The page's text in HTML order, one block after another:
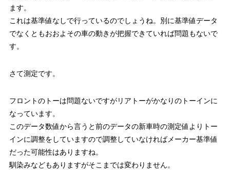
ます。
これは基準値なしで行っているのでしょうね。別に基準値データ
でなくともおおよその車の動きが把握できていれば問題もないで
す。
さて測定です。
フロントのトーは問題ないですがリアトーがかなりのトーインに
なっています。
このデータ数値から言うと前のデータの新車時の測定値よりトー
インに調整をしていますので調整していなければメーカー基準値
だった可能性はありますね。
馴染みなどもありますがそこまでは変わりません。